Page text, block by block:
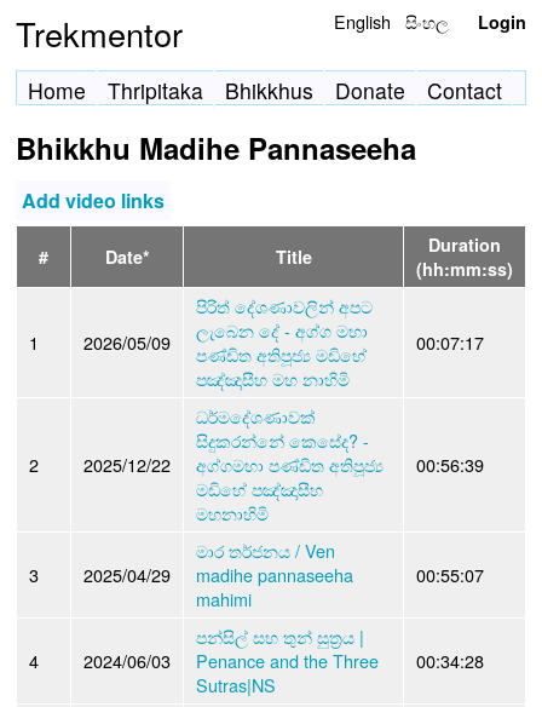
Trekmentor English සිංහල Login
Home Thripitaka Bhikkhus Donate Contact
Bhikkhu Madihe Pannaseeha
Add video links
# Date* Title
Duration
(hh:mm:ss)
1 2026/05/09
පිරිත් දේශණාවලින් අපට
ලැබෙන දේ - අග්ග මහා
පණ්ඩිත අතිපූජ්‍ය මඩිහේ
පඤ්ඤාසීහ මහ නාහිමි
00:07:17
2 2025/12/22
ධර්මදේශණාවක්
සිදුකරන්නේ කෙසේද? -
අග්ගමහා පණ්ඩිත අතිපූජ්‍ය
මඩිහේ පඤ්ඤාසීහ
මහනාහිමි
00:56:39
3 2025/04/29
මාර තර්ජනය / Ven
madihe pannaseeha
mahimi
00:55:07
4 2024/06/03
පන්සිල් සහ තුන් සුත්‍රය |
Penance and the Three
Sutras|NS
00:34:28